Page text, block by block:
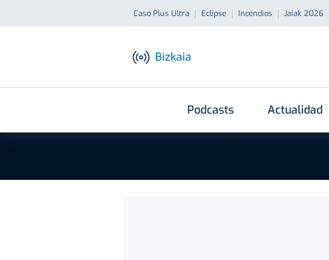
Caso Plus Ultra Eclipse Incendios Jaiak 2026
Bizkaia
Podcasts Actualidad